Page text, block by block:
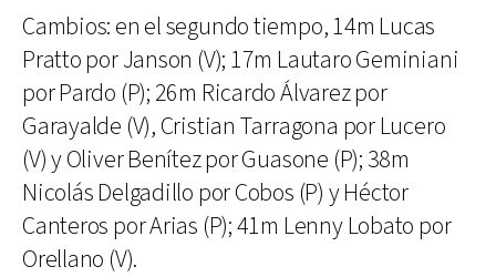
Cambios: en el segundo tiempo, 14m Lucas
Pratto por Janson (V); 17m Lautaro Geminiani
por Pardo (P); 26m Ricardo Álvarez por
Garayalde (V), Cristian Tarragona por Lucero
(V) y Oliver Benítez por Guasone (P); 38m
Nicolás Delgadillo por Cobos (P) y Héctor
Canteros por Arias (P); 41m Lenny Lobato por
Orellano (V).